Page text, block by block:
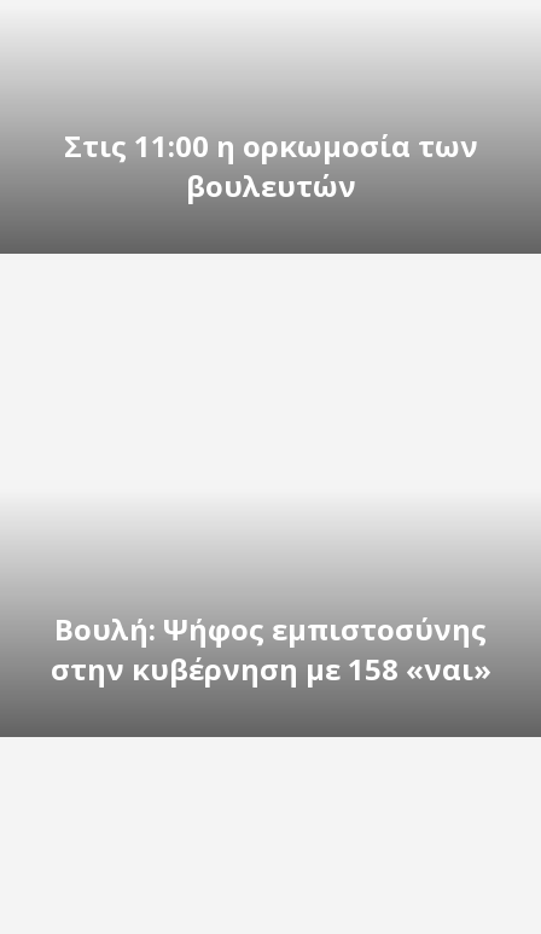
Στις 11:00 η ορκωμοσία των
βουλευτών
Βουλή: Ψήφος εμπιστοσύνης
στην κυβέρνηση με 158 «ναι»